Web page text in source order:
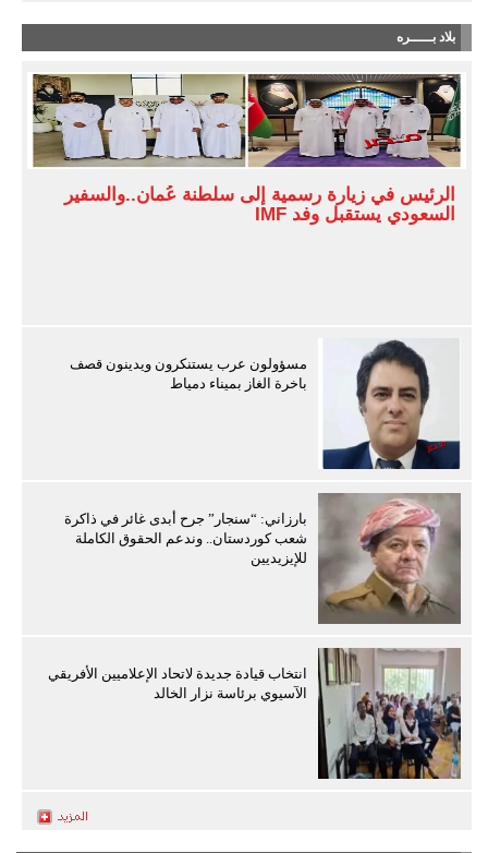
بلاد بـــــره
الرئيس في زيارة رسمية إلى سلطنة عُمان..والسفير
السعودي يستقبل وفد IMF
مسؤولون عرب يستنكرون ويدينون قصف
باخرة الغاز بميناء دمياط
بارزاني: “سنجار” جرح أبدى غائر في ذاكرة
شعب كوردستان.. وندعم الحقوق الكاملة
للإيزيديين
انتخاب قيادة جديدة لاتحاد الإعلاميين الأفريقي
الآسيوي برئاسة نزار الخالد